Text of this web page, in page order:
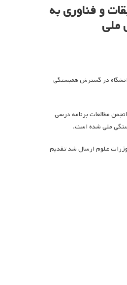
و فناوری به
ملی
در گسترش همبستگی
و فناوری در تاریخ ۱۴۰۴/۰۵/۰۷ طی نامه‌ای رسمی به انجمن مطالعات برنامه درسی
ملی شده است.
انجمن و سایر مخاطبان گرامی، فرازهای مهم پاسخ انجمن به نامه فوق که در تاریخ ۱۴۰۴/۰۷/۰۵ به وزرات علوم ارسال شد تقدیم